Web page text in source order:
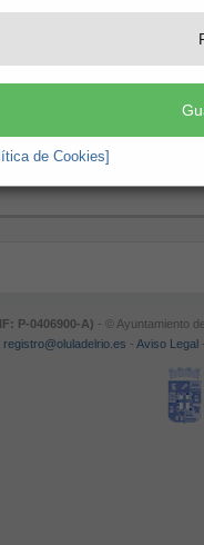
de Cookies]
de
GOBIERNO LOCAL DEL DÍA 13 DE
P-0406900-A) - © Ayuntamiento
registro@oluladelrio.es - Aviso Legal